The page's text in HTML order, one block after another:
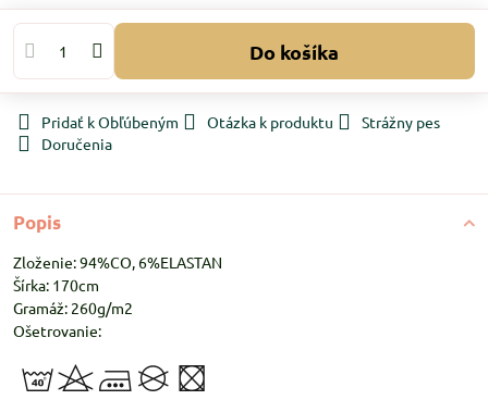
Do košíka
Pridať k Obľúbeným Otázka k produktu
Strážny pes
Doručenia
Popis
Zloženie: 94%CO, 6%ELASTAN
Šírka: 170cm
Gramáž: 260g/m2
Ošetrovanie: